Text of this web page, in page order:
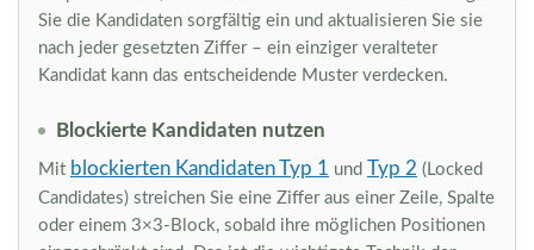
Sie die Kandidaten sorgfältig ein und aktualisieren Sie sie
nach jeder gesetzten Ziffer – ein einziger veralteter
Kandidat kann das entscheidende Muster verdecken.
Blockierte Kandidaten nutzen
Mit blockierten Kandidaten Typ 1 und Typ 2 (Locked
Candidates) streichen Sie eine Ziffer aus einer Zeile, Spalte
oder einem 3×3-Block, sobald ihre möglichen Positionen